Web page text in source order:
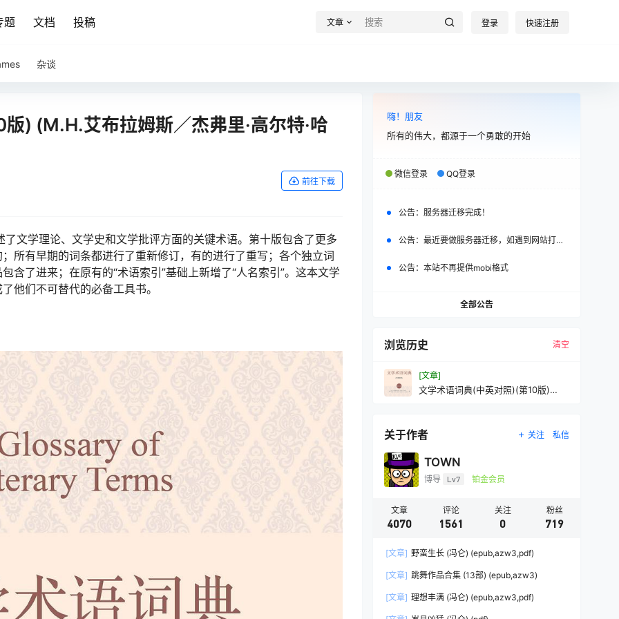
题 文档 投稿 文章 登录 快速注册
杂谈
) (M.H.艾布拉姆斯／杰弗里·高尔特·哈
前往下载
文学理论、文学史和文学批评方面的关键术语。第十版包含了更多
所有早期的词条都进行了重新修订，有的进行了重写；各个独立词
含了进来；在原有的“术语索引”基础上新增了“人名索引”。这本文学
他们不可替代的必备工具书。
嗨！朋友
所有的伟大，都源于一个勇敢的开始
微信登录 QQ登录
公告： 服务器迁移完成！
公告： 最近要做服务器迁移，如遇到网站打不开，请改日再试。
公告： 本站不再提供mobi格式
全部公告
浏览历史 清空
[文章]
文学术语词典(中英对照)(第10版)
关于作者 关注 私信
TOWN
博导 Lv7 铂金会员
文章
4070
评论
1561
关注
0
粉丝
719
[文章] 野蛮生长 (冯仑) (epub,azw3,pdf)
[文章] 跳舞作品合集 (13部) (epub,azw3)
[文章] 理想丰满 (冯仑) (epub,azw3,pdf)